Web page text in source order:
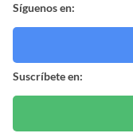
Síguenos en:
Suscríbete en: